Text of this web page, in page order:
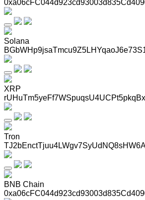
Solana
XRP
Tron
BNB Chain